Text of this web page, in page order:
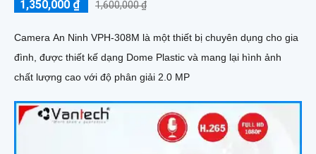
1,350,000 ₫ 1,600,000 ₫
Camera An Ninh VPH-308M là một thiết bị chuyên dụng cho gia
đình, được thiết kế dạng Dome Plastic và mang lại hình ảnh
chất lượng cao với độ phân giải 2.0 MP